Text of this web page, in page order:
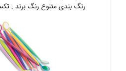
رنگ بندی متنوع رنگ برند : تکسان بسته 50 عددی